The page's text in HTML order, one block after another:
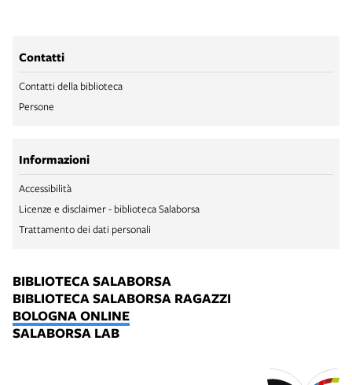
Contatti
Contatti della biblioteca
Persone
Informazioni
Accessibilità
Licenze e disclaimer - biblioteca Salaborsa
Trattamento dei dati personali
BIBLIOTECA SALABORSA
BIBLIOTECA SALABORSA RAGAZZI
BOLOGNA ONLINE
SALABORSA LAB